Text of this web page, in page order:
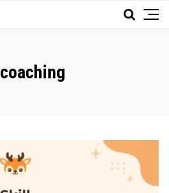
coaching